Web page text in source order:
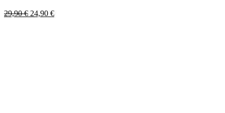
29,90€ Original
24,90 €Η